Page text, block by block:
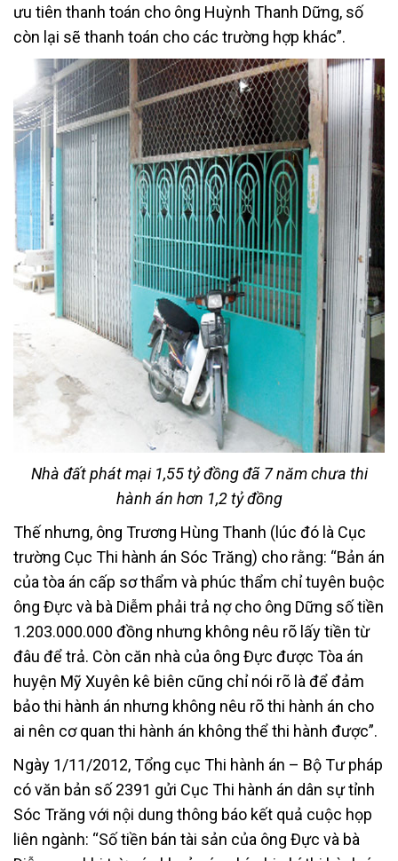
ưu tiên thanh toán cho ông Huỳnh Thanh Dững, số
còn lại sẽ thanh toán cho các trường hợp khác”.
Nhà đất phát mại 1,55 tỷ đồng đã 7 năm chưa thi
hành án hơn 1,2 tỷ đồng
Thế nhưng, ông Trương Hùng Thanh (lúc đó là Cục
trường Cục Thi hành án Sóc Trăng) cho rằng: “Bản án
của tòa án cấp sơ thẩm và phúc thẩm chỉ tuyên buộc
ông Đực và bà Diễm phải trả nợ cho ông Dững số tiền
1.203.000.000 đồng nhưng không nêu rõ lấy tiền từ
đâu để trả. Còn căn nhà của ông Đực được Tòa án
huyện Mỹ Xuyên kê biên cũng chỉ nói rõ là để đảm
bảo thi hành án nhưng không nêu rõ thi hành án cho
ai nên cơ quan thi hành án không thể thi hành được”.
Ngày 1/11/2012, Tổng cục Thi hành án – Bộ Tư pháp
có văn bản số 2391 gửi Cục Thi hành án dân sự tỉnh
Sóc Trăng với nội dung thông báo kết quả cuộc họp
liên ngành: “Số tiền bán tài sản của ông Đực và bà